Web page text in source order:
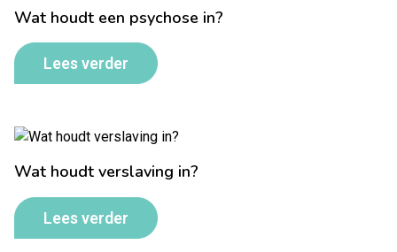
Wat houdt een psychose in?
Lees verder
Wat houdt verslaving in?
Lees verder